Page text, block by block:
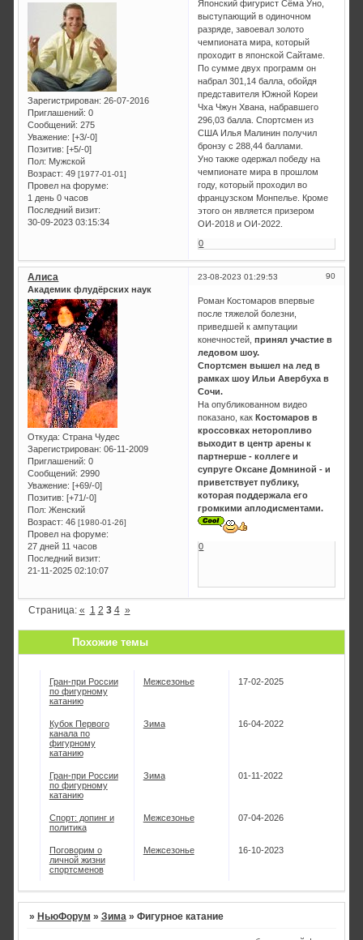
Зарегистрирован: 26-07-2016
Приглашений: 0
Сообщений: 275
Уважение: [+3/-0]
Позитив: [+5/-0]
Пол: Мужской
Возраст: 49[1977-01-01]
Провел на форуме:
1 день 0 часов
Последний визит:
30-09-2023 03:15:34
Японский фигурист Сёма Уно,
выступающий в одиночном
разряде, завоевал золото
чемпионата мира, который
проходит в японской Сайтаме.
По сумме двух программ он
набрал 301,14 балла, обойдя
представителя Южной Кореи
Чха Чжун Хвана, набравшего
296,03 балла. Спортсмен из
США Илья Малинин получил
бронзу с 288,44 баллами.
Уно также одержал победу на
чемпионате мира в прошлом
году, который проходил во
французском Монпелье. Кроме
этого он является призером
ОИ-2018 и ОИ-2022.
0
90
23-08-2023 01:29:53
Алиса
Академик флудёрских наук
Откуда: Страна Чудес
Зарегистрирован: 06-11-2009
Приглашений: 0
Сообщений: 2990
Уважение: [+69/-0]
Позитив: [+71/-0]
Пол: Женский
Возраст: 46[1980-01-26]
Провел на форуме:
27 дней 11 часов
Последний визит:
21-11-2025 02:10:07
Роман Костомаров впервые
после тяжелой болезни,
приведшей к ампутации
конечностей,принял участие в
ледовом шоу.
Спортсмен вышел на лед в
рамках шоу Ильи Авербуха в
Сочи.
На опубликованном видео
показано, какКостомаров в
кроссовках неторопливо
выходит в центр арены к
партнерше - коллеге и
супруге Оксане Домниной - и
приветствует публику,
которая поддержала его
громкими аплодисментами.
0
Страница: « 1 2 3 4 »
Похожие темы
Гран-при России
по фигурному
катанию
Межсезонье 17-02-2025
Кубок Первого
канала по
фигурному
катанию
Зима 16-04-2022
Гран-при России
по фигурному
катанию
Зима 01-11-2022
Спорт: допинг и
политика
Межсезонье 07-04-2026
Поговорим о
личной жизни
спортсменов
Межсезонье 16-10-2023
» НьюФорум » Зима » Фигурное катание